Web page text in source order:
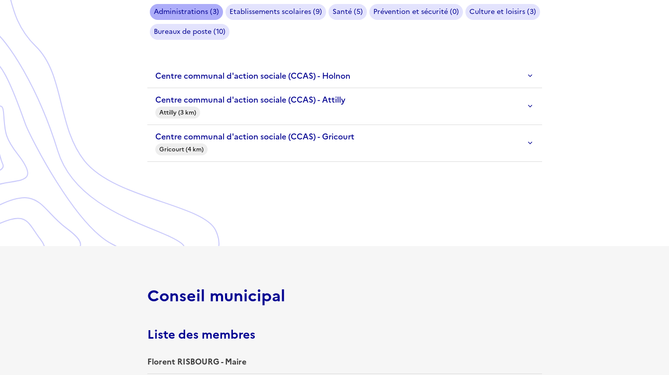
Administrations (3) Etablissements scolaires (9) Santé (5) Prévention et sécurité (0)
Culture et loisirs (3)
Bureaux de poste (10)
Centre communal d'action sociale (CCAS) - Holnon
Centre communal d'action sociale (CCAS) - Attilly
Attilly (3 km)
Centre communal d'action sociale (CCAS) - Gricourt
Gricourt (4 km)
Conseil municipal
Liste des membres
Florent RISBOURG - Maire